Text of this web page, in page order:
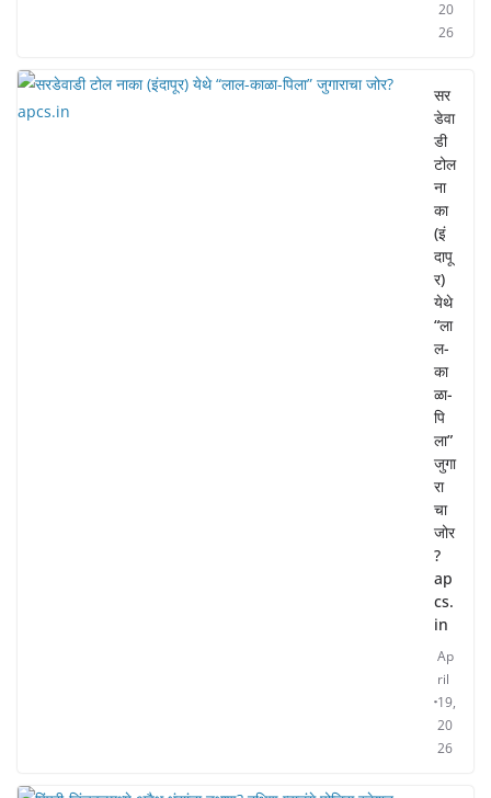
20
26
सर
डेवा
डी
टोल
ना
का
(इं
दापू
र)
येथे
“ला
ल-
का
ळा-
पि
ला”
जुगा
रा
चा
जोर
?
ap
cs.
in
Ap
ril
19,
20
26